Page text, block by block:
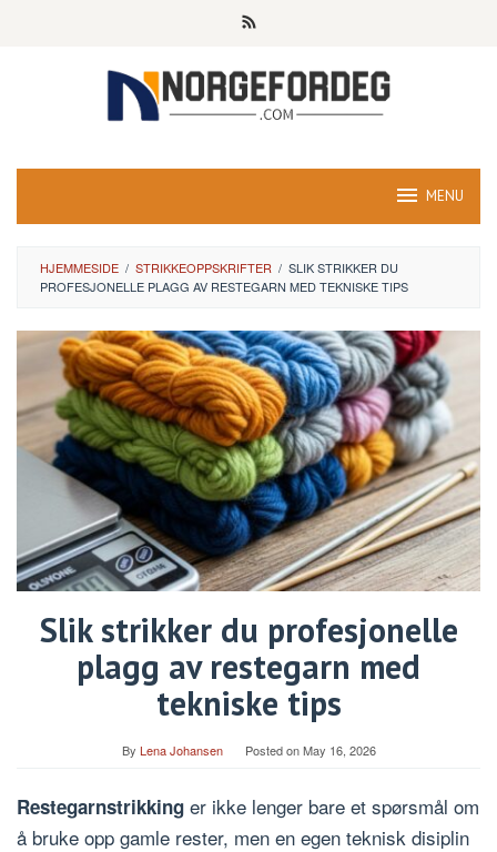
MENU
HJEMMESIDE / STRIKKEOPPSKRIFTER / SLIK STRIKKER DU
PROFESJONELLE PLAGG AV RESTEGARN MED TEKNISKE TIPS
Slik strikker du profesjonelle
plagg av restegarn med
tekniske tips
By Lena Johansen Posted onMay 16, 2026
Restegarnstrikking er ikke lenger bare et spørsmål om
å bruke opp gamle rester, men en egen teknisk disiplin